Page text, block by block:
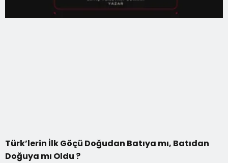
Türk’lerin İlk Göçü Doğudan Batıya mı, Batıdan
Doğuya mı Oldu ?